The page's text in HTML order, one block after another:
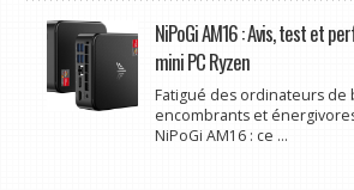
NiPoGi AM16 : Avis, test et
mini PC Ryzen
Fatigué des ordinateurs de
encombrants et
NiPoGi AM16 : ce ...